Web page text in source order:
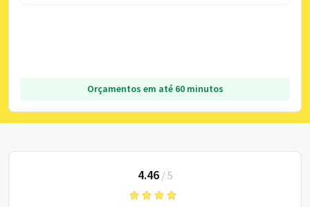
Orçamentos em até 60 minutos
4.46/ 5